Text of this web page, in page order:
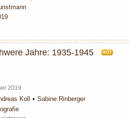
Jahre: 1935-1945 HOT
2019
Koll
Sabine Rinberger